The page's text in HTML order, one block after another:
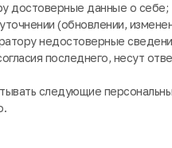
достоверные данные о себе;
(обновлении,
недостоверные
последнего, несут
следующие